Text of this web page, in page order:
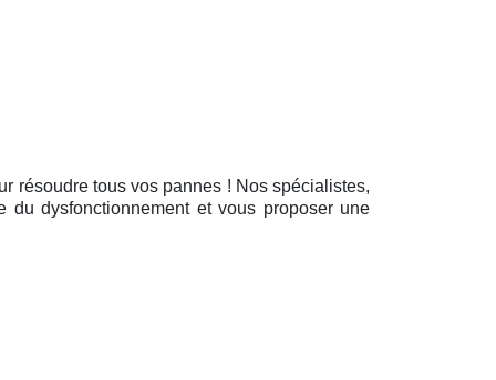
résoudre tous vos pannes ! Nos spécialistes,
du dysfonctionnement et vous proposer une